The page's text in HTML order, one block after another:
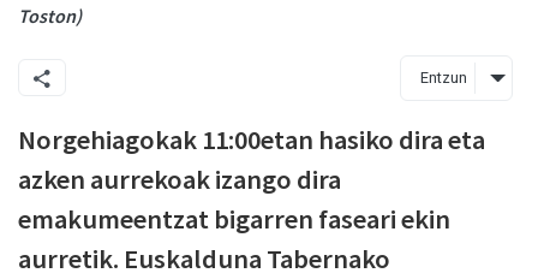
Toston)
Entzun
Norgehiagokak 11:00etan hasiko dira eta
azken aurrekoak izango dira
emakumeentzat bigarren faseari ekin
aurretik. Euskalduna Tabernako